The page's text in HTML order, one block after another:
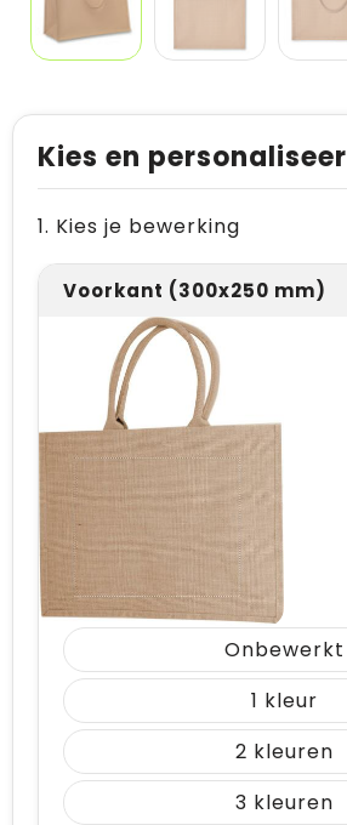
Kies en personaliseer
1. Kies je bewerking
Voorkant (300x250 mm)
Onbewerkt
1
2
3